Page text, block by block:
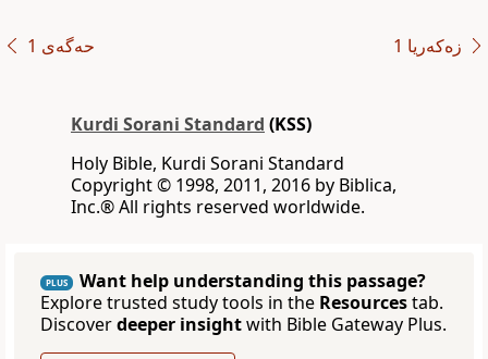
حەگەی 1 زەکەریا 1
Kurdi Sorani Standard (KSS)
Holy Bible, Kurdi Sorani Standard
‪Copyright © 1998, 2011, 2016 by Biblica,
Inc‎.‎®‎‎ ‪All rights reserved worldwide‎.
PLUS
Want help understanding this passage?
Explore trusted study tools in the Resourcestab.
Discoverdeeper insightwith Bible Gateway Plus.